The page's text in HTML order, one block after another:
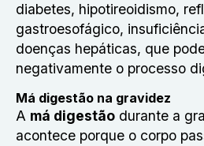
diabetes, hipotireoidismo,
gastroesofágico,
doenças hepáticas, que
negativamente o processo
Má digestão na gravidez
A má digestão durante a
acontece porque o corpo